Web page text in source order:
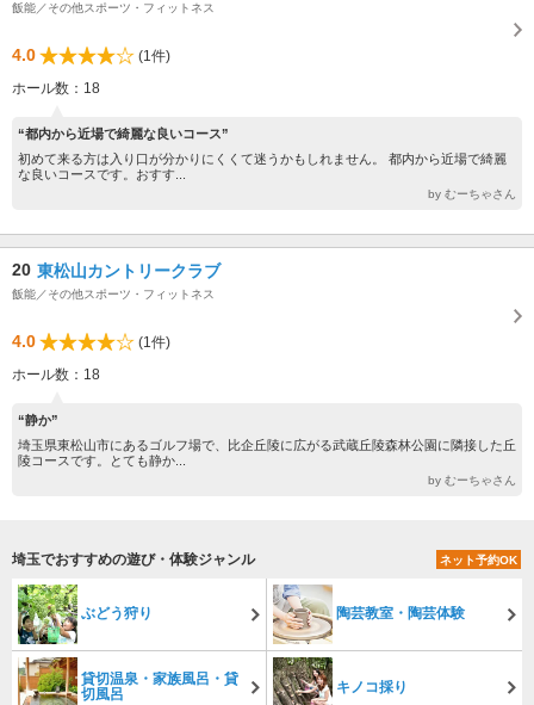
飯能／その他スポーツ・フィットネス
4.0
(1件)
ホール数：18
“都内から近場で綺麗な良いコース”
初めて来る方は入り口が分かりにくくて迷うかもしれません。 都内から近場で綺麗
な良いコースです。おすす...
by むーちゃさん
20 東松山カントリークラブ
飯能／その他スポーツ・フィットネス
4.0
(1件)
ホール数：18
“静か”
埼玉県東松山市にあるゴルフ場で、比企丘陵に広がる武蔵丘陵森林公園に隣接した丘
陵コースです。とても静か...
by むーちゃさん
埼玉でおすすめの遊び・体験ジャンル ネット予約OK
ぶどう狩り 陶芸教室・陶芸体験
貸切温泉・家族風呂・貸
切風呂
キノコ採り